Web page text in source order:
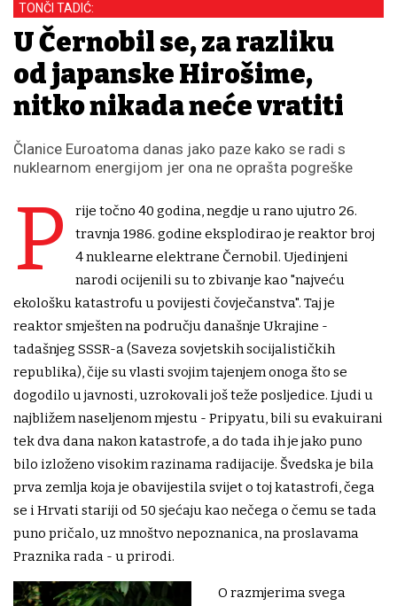
TONČI TADIĆ:
U Černobil se, za razliku
od japanske Hirošime,
nitko nikada neće vratiti
Članice Euroatoma danas jako paze kako se radi s
nuklearnom energijom jer ona ne oprašta pogreške
P
rije točno 40 godina, negdje u rano ujutro 26.
travnja 1986. godine eksplodirao je reaktor broj
4 nuklearne elektrane Černobil. Ujedinjeni
narodi ocijenili su to zbivanje kao "najveću
ekološku katastrofu u povijesti čovječanstva". Taj je
reaktor smješten na području današnje Ukrajine -
tadašnjeg SSSR-a (Saveza sovjetskih socijalističkih
republika), čije su vlasti svojim tajenjem onoga što se
dogodilo u javnosti, uzrokovali još teže posljedice. Ljudi u
najbližem naseljenom mjestu - Pripyatu, bili su evakuirani
tek dva dana nakon katastrofe, a do tada ih je jako puno
bilo izloženo visokim razinama radijacije. Švedska je bila
prva zemlja koja je obavijestila svijet o toj katastrofi, čega
se i Hrvati stariji od 50 sjećaju kao nečega o čemu se tada
puno pričalo, uz mnoštvo nepoznanica, na proslavama
Praznika rada - u prirodi.
O razmjerima svega